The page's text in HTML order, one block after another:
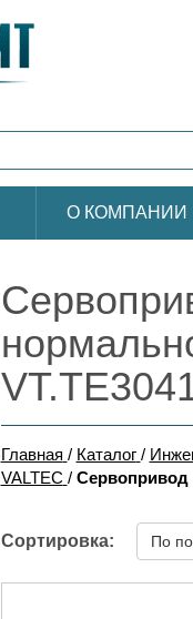
О КОМПАНИИ
Главная / Каталог /
VALTEC / Сервопривод
Сортировка: По